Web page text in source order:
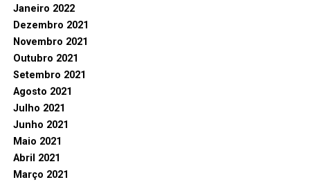
Janeiro 2022
Dezembro 2021
Novembro 2021
Outubro 2021
Setembro 2021
Agosto 2021
Julho 2021
Junho 2021
Maio 2021
Abril 2021
Março 2021